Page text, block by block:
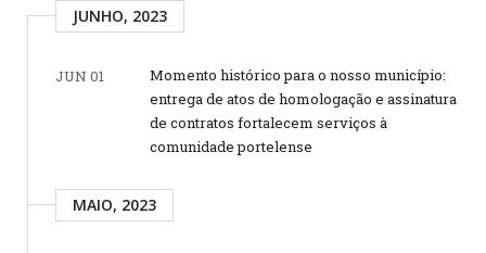
JUNHO, 2023
JUN 01
Momento histórico para o nosso município:
entrega de atos de homologação e assinatura
de contratos fortalecem serviços à
comunidade portelense
MAIO, 2023